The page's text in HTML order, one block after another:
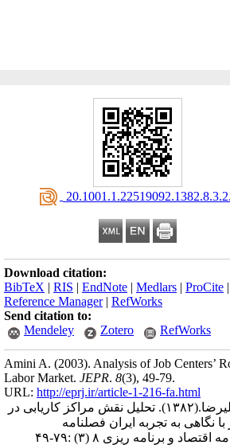
Download citation:
BibTeX | RIS | EndNote | Medlars | ProCite |
Reference Manager| RefWorks
Send citation to:
Mendeley
Zotero RefWorks
Amini A. (2003). Analysis of Job Centers’
Labor Market. JEPR. 8(3), 49-79.
URL: http://eprj.ir/article-1-216-fa.html
(۱۳۸۲).
تحلیل نقش مراکز کاریابی در
با نگاهی به تجربه ایران فصلنامه
و برنامه ریزی ۸ (۳) :۷۹-۴۹